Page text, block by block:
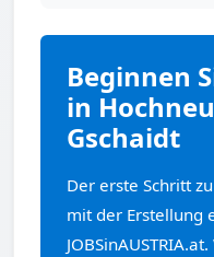
Beginnen
in
Gschaidt
Der erste Schritt
mit der Erstellung